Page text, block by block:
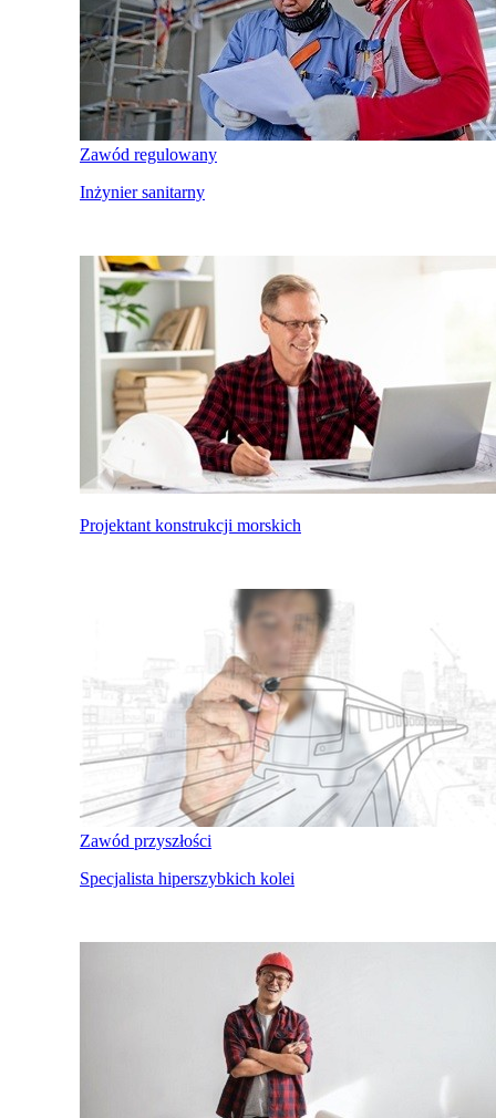
Zawód regulowany
Inżynier sanitarny
Projektant konstrukcji morskich
Zawód przyszłości
Specjalista hiperszybkich kolei